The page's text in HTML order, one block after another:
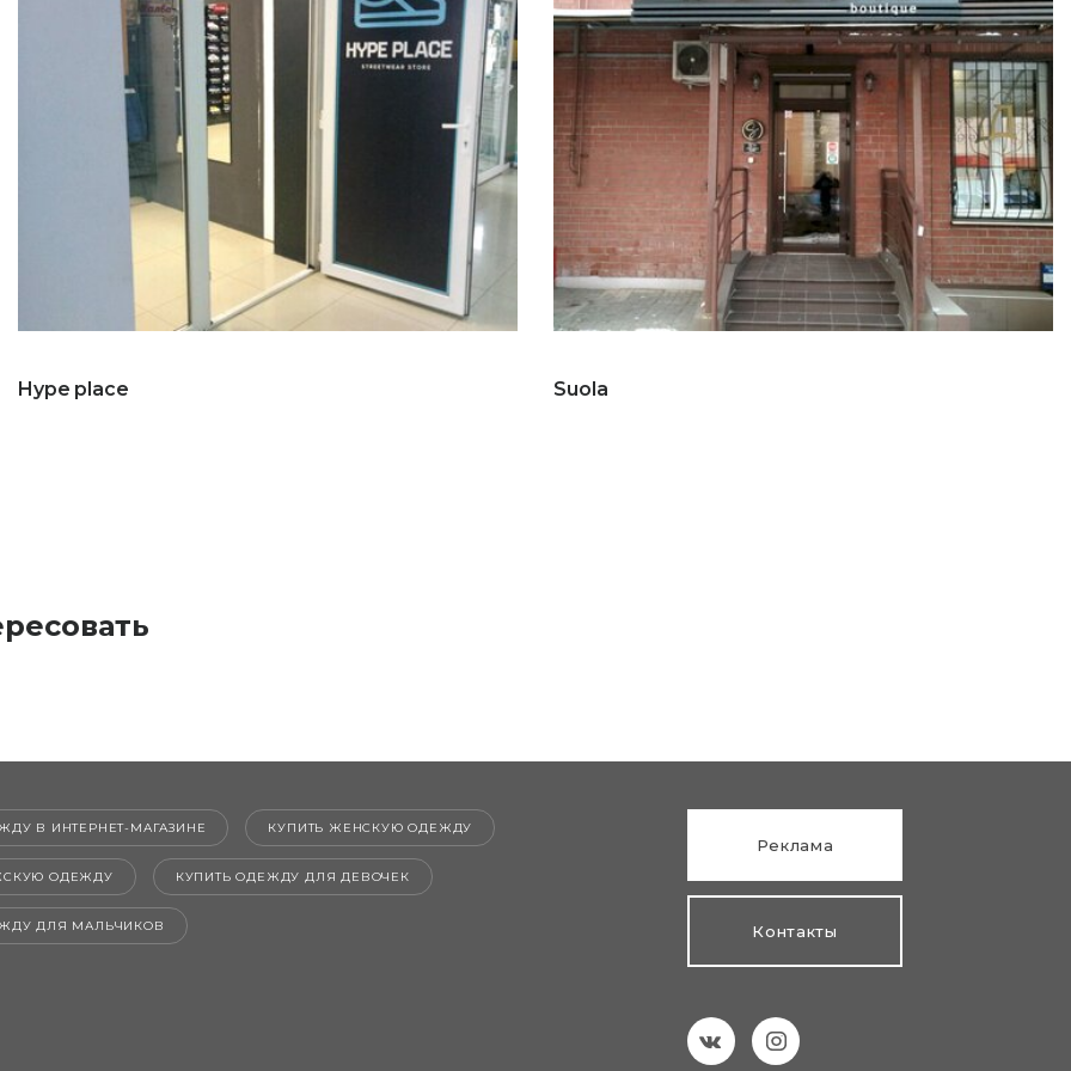
Hype place Suola
В ИНТЕРНЕТ-МАГАЗИНЕ КУПИТЬ ЖЕНСКУЮ ОДЕЖДУ
ОДЕЖДУ КУПИТЬ ОДЕЖДУ ДЛЯ ДЕВОЧЕК
ДЛЯ МАЛЬЧИКОВ
Реклама
Контакты